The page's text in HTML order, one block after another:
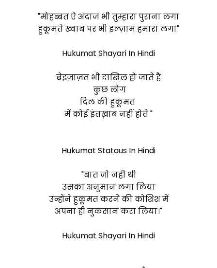
"मोहब्बत ऐ अंदाज भी तुम्हारा पुराना लगा
हुकूमते ख्वाब पर भी इल्ज़ाम हमारा लगा"
Hukumat Shayari In Hindi
बेइज़ाज़त भी दाख़िल हो जाते हैं
कुछ लोग
दिल की हुकूमत
मेंकोई इंतख़ाब नहीं होते "
Hukumat Stataus In Hindi
"बात जो नही थी
उसका अनुमान लगा लिया
उन्होंने हुकूमत करने की कोशिश में
अपना ही नुकसान करा लिया।"
Hukumat Shayari In Hindi